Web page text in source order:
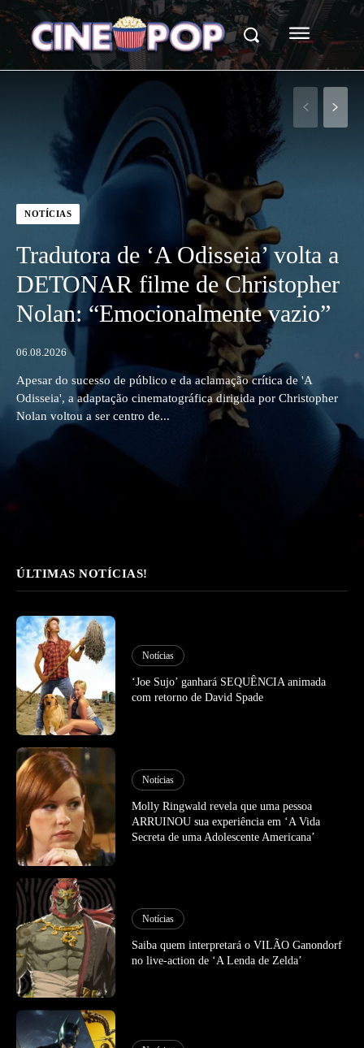
NOTÍCIAS
Tradutora de ‘A Odisseia’ volta a
DETONAR filme de Christopher
Nolan: “Emocionalmente vazio”
06.08.2026
Apesar do sucesso de público e da aclamação crítica de 'A
Odisseia', a adaptação cinematográfica dirigida por Christopher
Nolan voltou a ser centro de...
ÚLTIMAS NOTÍCIAS!
Notícias
‘Joe Sujo’ ganhará SEQUÊNCIA animada
com retorno de David Spade
Notícias
Molly Ringwald revela que uma pessoa
ARRUINOU sua experiência em ‘A Vida
Secreta de uma Adolescente Americana’
Notícias
Saiba quem interpretará o VILÃO Ganondorf
no live-action de ‘A Lenda de Zelda’